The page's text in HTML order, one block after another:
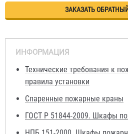
ЗАКАЗАТЬ
ИНФОРМАЦИЯ
Технические требования к
правила установки
Cпаренные пожарные краны
ГОСТ Р 51844-2009. Шкафы